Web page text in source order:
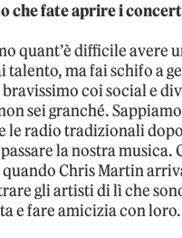
che fate aprire i
quant’è difficile avere
talento, ma fai schifo a
coi social e
sei granché.
le radio tradizionali
la nostra musica.
quando Chris Martin
gli artisti di lì che
e fare amicizia con loro.